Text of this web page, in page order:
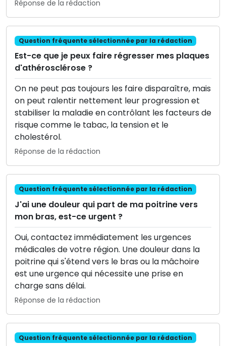
Réponse de la rédaction
Question fréquente sélectionnée par la rédaction
Est-ce que je peux faire régresser mes plaques
d'athérosclérose ?
On ne peut pas toujours les faire disparaître, mais
on peut ralentir nettement leur progression et
stabiliser la maladie en contrôlant les facteurs de
risque comme le tabac, la tension et le
cholestérol.
Réponse de la rédaction
Question fréquente sélectionnée par la rédaction
J'ai une douleur qui part de ma poitrine vers
mon bras, est-ce urgent ?
Oui, contactez immédiatement les urgences
médicales de votre région. Une douleur dans la
poitrine qui s'étend vers le bras ou la mâchoire
est une urgence qui nécessite une prise en
charge sans délai.
Réponse de la rédaction
Question fréquente sélectionnée par la rédaction